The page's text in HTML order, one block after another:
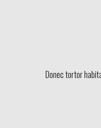
Donec tortor